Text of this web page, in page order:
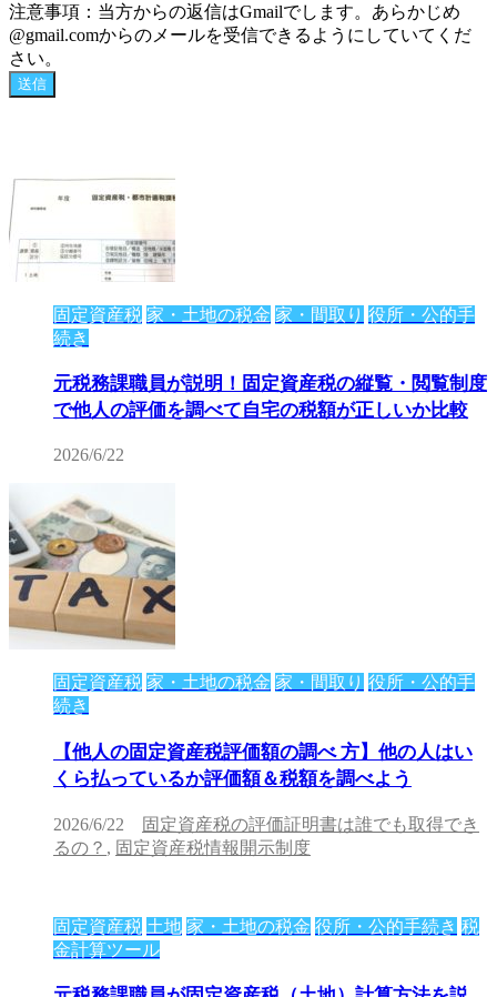
注意事項：当方からの返信はGmailでします。あらかじめ
@gmail.comからのメールを受信できるようにしていてくだ
さい。
固定資産税 家・土地の税金 家・間取り 役所・公的手
続き
元税務課職員が説明！固定資産税の縦覧・閲覧制度
で他人の評価を調べて自宅の税額が正しいか比較
2026/6/22
固定資産税 家・土地の税金 家・間取り 役所・公的手
続き
【他人の固定資産税評価額の調べ 方】他の人はい
くら払っているか評価額＆税額を調べよう
2026/6/22
固定資産税の評価証明書は誰でも取得でき
るの？ , 固定資産税情報開示制度
固定資産税 土地 家・土地の税金 役所・公的手続き 税
金計算ツール